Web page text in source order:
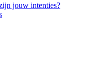
jouw intenties?